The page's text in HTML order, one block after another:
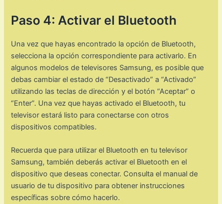
Paso 4: Activar el Bluetooth
Una vez que hayas encontrado la opción de Bluetooth,
selecciona la opción correspondiente para activarlo. En
algunos modelos de televisores Samsung, es posible que
debas cambiar el estado de “Desactivado” a “Activado”
utilizando las teclas de dirección y el botón “Aceptar” o
“Enter”. Una vez que hayas activado el Bluetooth, tu
televisor estará listo para conectarse con otros
dispositivos compatibles.
Recuerda que para utilizar el Bluetooth en tu televisor
Samsung, también deberás activar el Bluetooth en el
dispositivo que deseas conectar. Consulta el manual de
usuario de tu dispositivo para obtener instrucciones
específicas sobre cómo hacerlo.